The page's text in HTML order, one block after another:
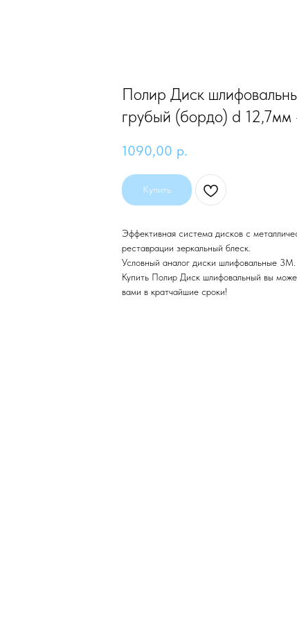
Полир Диск
грубый (бордо) d 12,7мм
1090,00 р.
Купить
Эффективная система дисков с
реставрации зеркальный блеск.
Условный аналог диски шлифовальные 3М.
Купить Полир Диск шлифовальный вы
вами в кратчайшие сроки!